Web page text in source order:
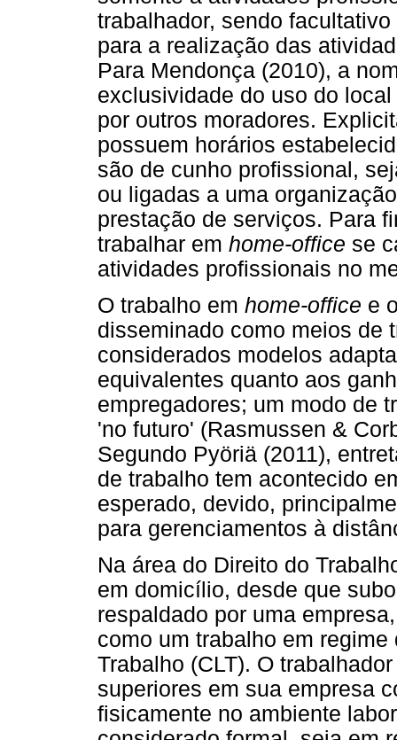
trabalhador, sendo
para a realização das
Para Mendonça (2010), a
exclusividade do uso do
por outros moradores.
possuem horários
são de cunho profissional,
ou ligadas a uma
prestação de serviços. Para
trabalhar em home-office se
atividades profissionais no
O trabalho em home-office e
disseminado como meios de
considerados modelos
equivalentes quanto aos
empregadores; um modo de
'no futuro' (Rasmussen &
Segundo Pyöriä (2011),
de trabalho tem acontecido
esperado, devido,
para gerenciamentos à
Na área do Direito do
em domicílio, desde que
respaldado por uma
como um trabalho em
Trabalho (CLT). O
superiores em sua empresa
fisicamente no ambiente